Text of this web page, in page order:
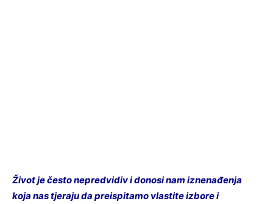
Život je često nepredvidiv i donosi nam iznenađenja
koja nas tjeraju da preispitamo vlastite izbore i